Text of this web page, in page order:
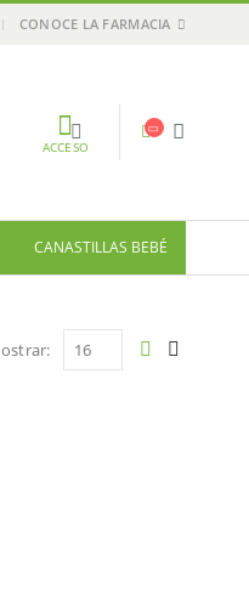
CONOCE LA FARMACIA
ACCESO
CANASTILLAS BEBÉ